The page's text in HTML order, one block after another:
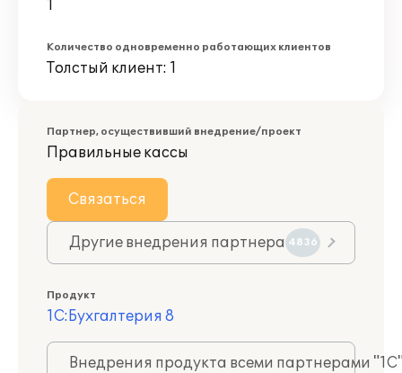
1
Количество одновременно работающих клиентов
Толстый клиент: 1
Партнер, осуществивший внедрение/проект
Правильные кассы
Связаться
Другие внедрения партнера 4836
Продукт
1С:Бухгалтерия 8
Внедрения продукта всеми партнерами